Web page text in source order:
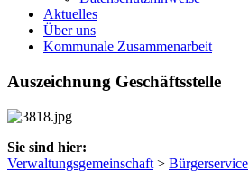
Aktuelles
Über uns
Kommunale Zusammenarbeit
Auszeichnung Geschäftsstelle
Sie sind hier:
Verwaltungsgemeinschaft > Bürgerservice